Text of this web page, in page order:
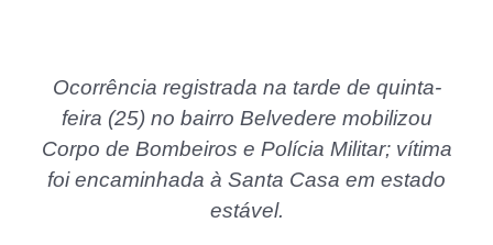
Ocorrência registrada na tarde de quinta-
feira (25) no bairro Belvedere mobilizou
Corpo de Bombeiros e Polícia Militar; vítima
foi encaminhada à Santa Casa em estado
estável.